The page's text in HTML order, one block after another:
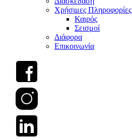
Χρήσιμες Πληροφορίες
Καιρός
Σεισμοί
Διάφορα
Επικοινωνία